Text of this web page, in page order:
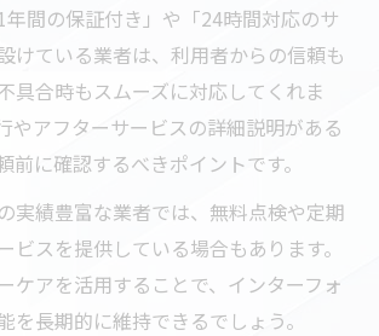
間の保証付き」や「24時間対応のサ
けている業者は、利用者からの信頼も
具合時もスムーズに対応してくれま
やアフターサービスの詳細説明がある
前に確認するべきポイントです。
実績豊富な業者では、無料点検や定期
ビスを提供している場合もあります。
ケアを活用することで、インターフォ
を長期的に維持できるでしょう。